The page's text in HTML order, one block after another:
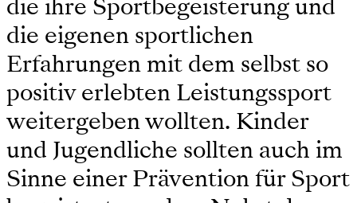
die ihre Sportbegeisterung und
die eigenen sportlichen
Erfahrungen mit dem selbst so
positiv erlebten Leistungssport
weitergeben wollten. Kinder
und Jugendliche sollten auch im
Sinne einer Prävention für Sport